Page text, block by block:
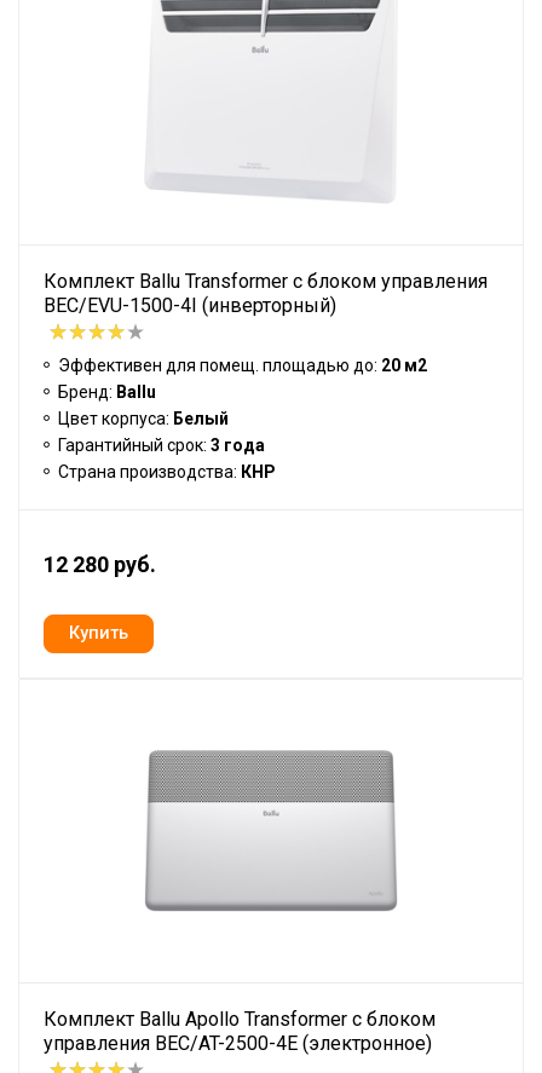
Комплект Ballu Transformer с блоком управления
BEC/EVU-1500-4I (инверторный)
Эффективен для помещ. площадью до: 20 м2
Бренд: Ballu
Цвет корпуса: Белый
Гарантийный срок: 3 года
Страна производства: КНР
12 280 руб.
Комплект Ballu Apollo Transformer с блоком
управления BEC/AT-2500-4E (электронное)